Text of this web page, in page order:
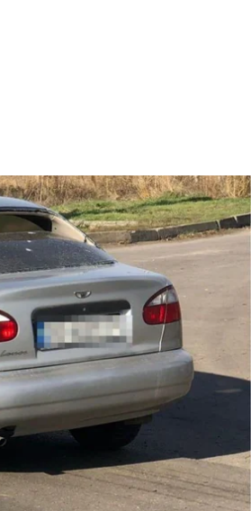
14 листопада 2023 року
області трьома дронами
стані середньої тяжкості. Ще
будинки, автомобілі, лінії